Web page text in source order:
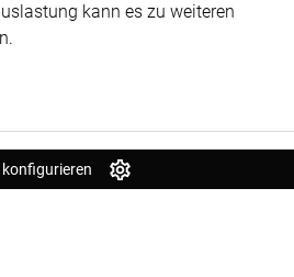
kann es zu weiteren